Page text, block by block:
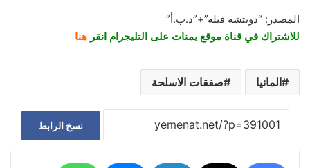
المصدر: “دويتشه فيله”+”د.ب.أ”
للاشتراك في قناة موقع يمنات على التليجرام انقر هنا
المانيا صفقات الاسلحة
نسخ الرابط